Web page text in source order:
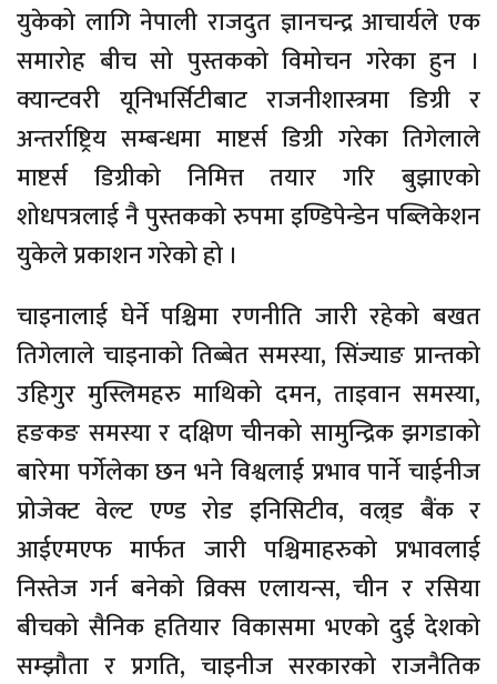
युकेको लागि नेपाली राजदुत ज्ञानचन्द्र आचार्यले एक
समारोह बीच सो पुस्तकको विमोचन गरेका हुन ।
क्यान्टवरी यूनिभर्सिटीबाट राजनीशास्त्रमा डिग्री र
अन्तर्राष्ट्रिय सम्बन्धमा माष्टर्स डिग्री गरेका तिगेलाले
माष्टर्स डिग्रीको निमित्त तयार गरि बुझाएको
शोधपत्रलाई नै पुस्तकको रुपमा इण्डिपेन्डेन पब्लिकेशन
युकेले प्रकाशन गरेको हो ।
चाइनालाई घेर्ने पश्चिमा रणनीति जारी रहेको बखत
तिगेलाले चाइनाको तिब्बेत समस्या, सिंज्याङ प्रान्तको
उहिगुर मुस्लिमहरु माथिको दमन, ताइवान समस्या,
हङकङ समस्या र दक्षिण चीनको सामुन्द्रिक झगडाको
बारेमा पर्गेलेका छन भने विश्वलाई प्रभाव पार्ने चाईनीज
प्रोजेक्ट वेल्ट एण्ड रोड इनिसिटीव, वल्र्ड बैंक र
आईएमएफ मार्फत जारी पश्चिमाहरुको प्रभावलाई
निस्तेज गर्न बनेको व्रिक्स एलायन्स, चीन र रसिया
बीचको सैनिक हतियार विकासमा भएको दुई देशको
सम्झौता र प्रगति, चाइनीज सरकारको राजनैतिक